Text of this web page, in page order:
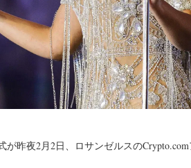
が昨夜2月2日、ロサンゼルスの